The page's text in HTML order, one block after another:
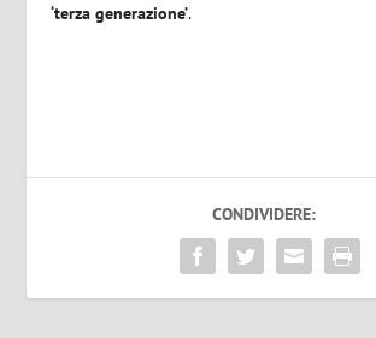
‘terza generazione’.
CONDIVIDERE: